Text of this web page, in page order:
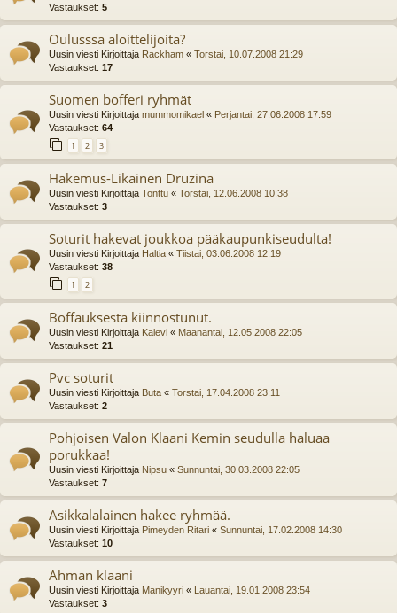
Vastaukset: 5
Oulusssa aloittelijoita?
Uusin viesti Kirjoittaja Rackham « Torstai, 10.07.2008 21:29
Vastaukset: 17
Suomen bofferi ryhmät
Uusin viesti Kirjoittaja mummomikael « Perjantai, 27.06.2008 17:59
Vastaukset: 64
1 2 3
Hakemus-Likainen Druzina
Uusin viesti Kirjoittaja Tonttu « Torstai, 12.06.2008 10:38
Vastaukset: 3
Soturit hakevat joukkoa pääkaupunkiseudulta!
Uusin viesti Kirjoittaja Haltia « Tiistai, 03.06.2008 12:19
Vastaukset: 38
1 2
Boffauksesta kiinnostunut.
Uusin viesti Kirjoittaja Kalevi « Maanantai, 12.05.2008 22:05
Vastaukset: 21
Pvc soturit
Uusin viesti Kirjoittaja Buta « Torstai, 17.04.2008 23:11
Vastaukset: 2
Pohjoisen Valon Klaani Kemin seudulla haluaa
porukkaa!
Uusin viesti Kirjoittaja Nipsu « Sunnuntai, 30.03.2008 22:05
Vastaukset: 7
Asikkalalainen hakee ryhmää.
Uusin viesti Kirjoittaja Pimeyden Ritari « Sunnuntai, 17.02.2008 14:30
Vastaukset: 10
Ahman klaani
Uusin viesti Kirjoittaja Manikyyri « Lauantai, 19.01.2008 23:54
Vastaukset: 3